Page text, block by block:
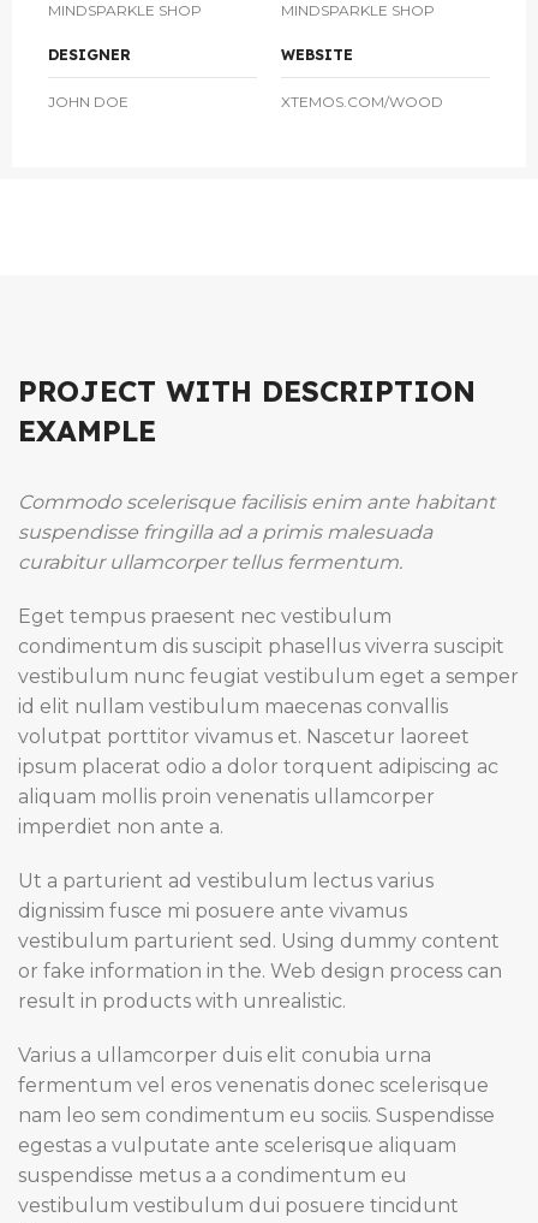
MINDSPARKLE SHOP MINDSPARKLE SHOP
DESIGNER
JOHN DOE
WEBSITE
XTEMOS.COM/WOOD
PROJECT WITH DESCRIPTION
EXAMPLE
Commodo scelerisque facilisis enim ante habitant
suspendisse fringilla ad a primis malesuada
curabitur ullamcorper tellus fermentum.
Eget tempus praesent nec vestibulum
condimentum dis suscipit phasellus viverra suscipit
vestibulum nunc feugiat vestibulum eget a semper
id elit nullam vestibulum maecenas convallis
volutpat porttitor vivamus et. Nascetur laoreet
ipsum placerat odio a dolor torquent adipiscing ac
aliquam mollis proin venenatis ullamcorper
imperdiet non ante a.
Ut a parturient ad vestibulum lectus varius
dignissim fusce mi posuere ante vivamus
vestibulum parturient sed. Using dummy content
or fake information in the. Web design process can
result in products with unrealistic.
Varius a ullamcorper duis elit conubia urna
fermentum vel eros venenatis donec scelerisque
nam leo sem condimentum eu sociis. Suspendisse
egestas a vulputate ante scelerisque aliquam
suspendisse metus a a condimentum eu
vestibulum vestibulum dui posuere tincidunt